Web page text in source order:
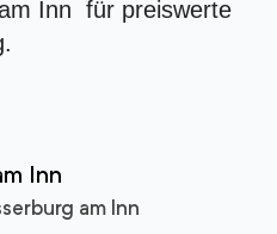
Inn für preiswerte
Inn
am Inn